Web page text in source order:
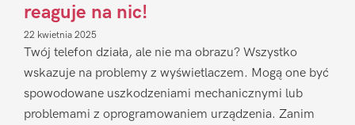
reaguje na nic!
22 kwietnia 2025
Twój telefon działa, ale nie ma obrazu? Wszystko
wskazuje na problemy z wyświetlaczem. Mogą one być
spowodowane uszkodzeniami mechanicznymi lub
problemami z oprogramowaniem urządzenia. Zanim